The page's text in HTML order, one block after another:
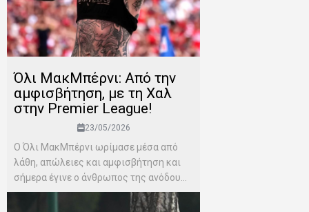
Όλι ΜακΜπέρνι: Aπό την
αμφισβήτηση, με τη Χαλ
στην Premier League!
23/05/2026
Ο Όλι ΜακΜπέρνι ωρίμασε μέσα από
λάθη, απώλειες και αμφισβήτηση και
σήμερα έγινε ο άνθρωπος της ανόδου...